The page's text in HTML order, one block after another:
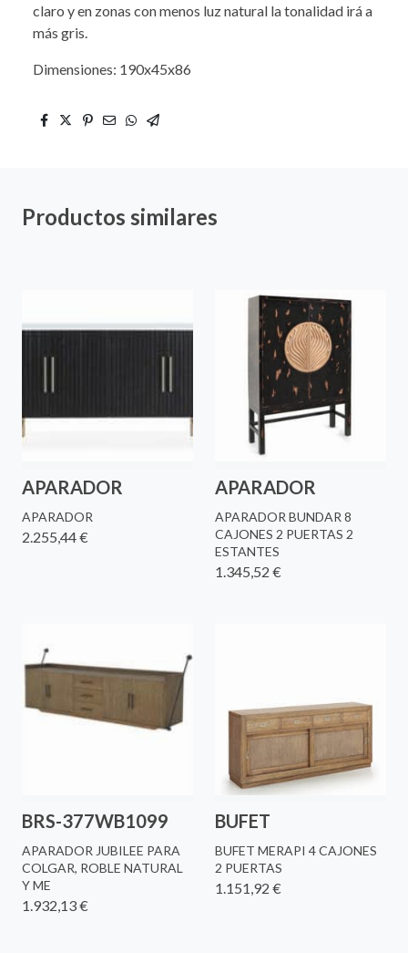
claro y en zonas con menos luz natural la tonalidad irá a
más gris.
Dimensiones: 190x45x86
Productos similares
APARADOR
APARADOR
2.255,44 €
APARADOR
APARADOR BUNDAR 8
CAJONES 2 PUERTAS 2
ESTANTES
1.345,52 €
BRS-377WB1099
APARADOR JUBILEE PARA
COLGAR, ROBLE NATURAL
Y ME
1.932,13 €
BUFET
BUFET MERAPI 4 CAJONES
2 PUERTAS
1.151,92 €